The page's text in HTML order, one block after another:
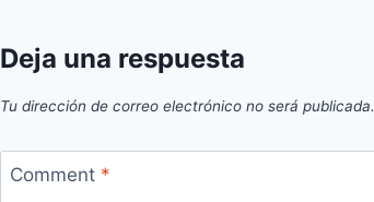
Deja una respuesta
Tu dirección de correo electrónico no será publicada.
Comment *